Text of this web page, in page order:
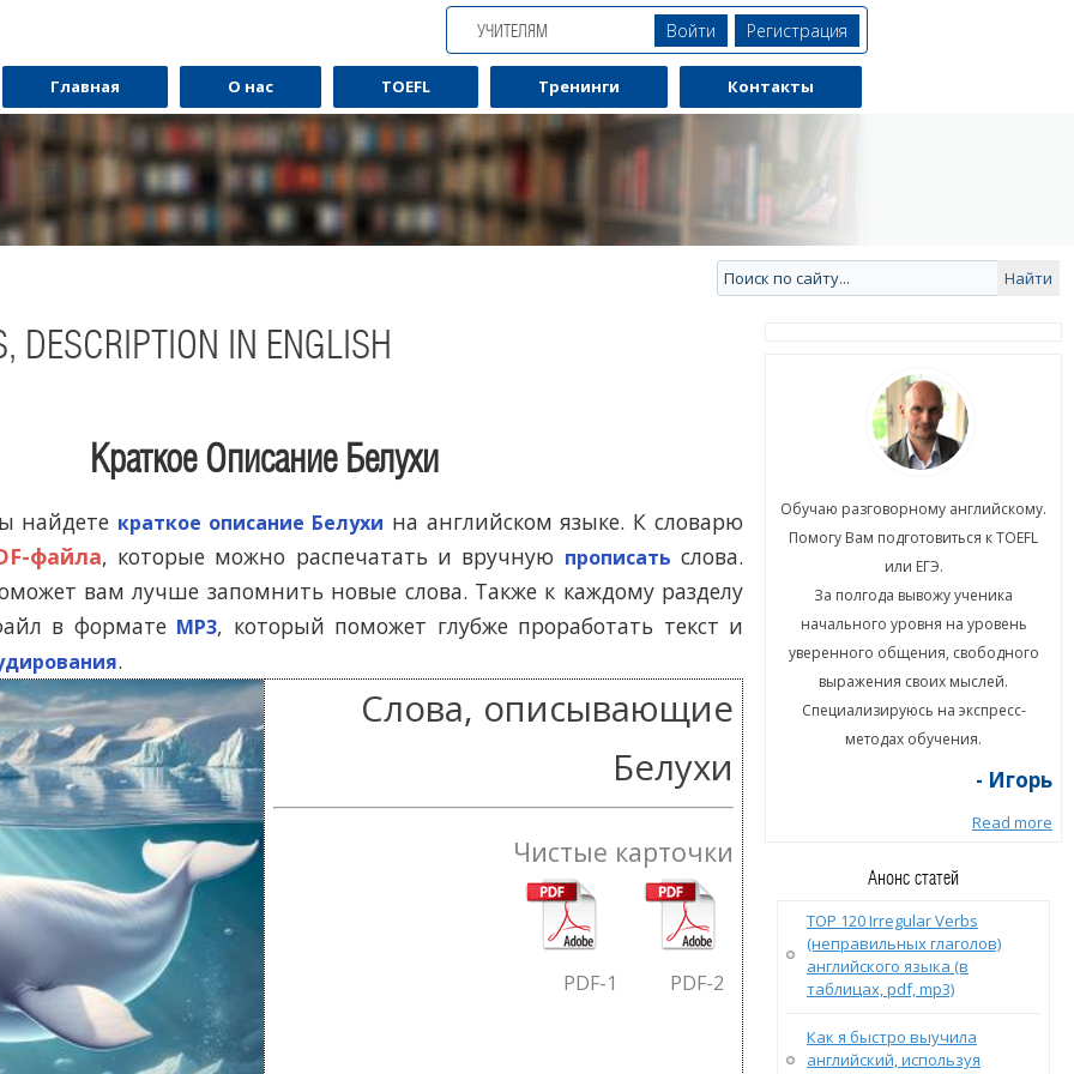
УЧИТЕЛЯМ Войти Регистрация
Главная О нас TOEFL Тренинги Контакты
DESCRIPTION IN ENGLISH
Краткое Описание Белухи
найдете краткое описание Белухи на английском языке. К словарю
файла, которые можно распечатать и вручную прописать слова.
вам лучше запомнить новые слова. Также к каждому разделу
в формате MP3, который поможет глубже проработать текст и
.
Слова, описывающие
Белухи
Чистые карточки
PDF-1 PDF-2
Помогу Вам подготовиться к TOEFL
или ЕГЭ.
За полгода вывожу ученика
начального уровня на уровень
выражения своих мыслей.
Специализируюсь на экспресс-
Обучаю разговорному английскому.
Помогу Вам подготовиться к TOEFL
или ЕГЭ.
За полгода вывожу ученика
начального уровня на уровень
выражения своих мыслей.
Специализируюсь на экспресс-
- Игорь
Read more
Обучаю разговорному английскому.
Помогу Вам подготовиться к TOEFL
или ЕГЭ.
За полгода вывожу ученика
начального уровня на уровень
уверенного общения, свободного
выражения своих мыслей.
Специализируюсь на экспресс-
методах обучения.
- Игорь
Read more
Анонс статей
TOP 120 Irregular Verbs
(неправильных глаголов)
английского языка (в
таблицах, pdf, mp3)
Как я быстро выучила
английский, используя